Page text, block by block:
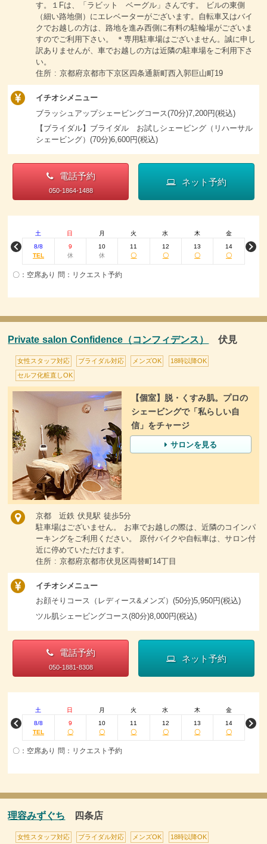
す。１Fは、「ラビット ベーグル」さんです。 ビルの東側
（細い路地側）にエレベーターがございます。自転車又はバイ
クでお越しの方は、路地を進み西側に有料の駐輪場がございま
すのでご利用下さい。 ＊専用駐車場はございません。誠に申し
訳ありませんが、車でお越しの方は近隣の駐車場をご利用下さ
い。
住所 : 京都府京都市下京区四条通新町西入郭巨山町19
イチオシメニュー
ブラッシュアップシェービングコース(70分)7,200円(税込)
【ブライダル】ブライダル お試しシェービング（リハーサル
シェービング）(70分)6,600円(税込)
電話予約
050-1864-1488
ネット予約
土
8/8
TEL
日
9
休
月
10
休
火
11
〇
水
12
〇
木
13
〇
金
14
〇
〇：空席あり 問：リクエスト予約
Private salon Confidence（コンフィデンス） 伏見
女性スタッフ対応 ブライダル対応 メンズOK 18時以降OK
セルフ化粧直しOK
【個室】脱・くすみ肌。プロの
シェービングで「私らしい自
信」をチャージ
サロンを見る
京都 近鉄 伏見駅 徒歩5分
駐車場はございません。 お車でお越しの際は、近隣のコインパ
ーキングをご利用ください。 原付バイクや自転車は、サロン付
近に停めていただけます。
住所 : 京都府京都市伏見区両替町14丁目
イチオシメニュー
お顔そりコース（レディース&メンズ）(50分)5,950円(税込)
ツル肌シェービングコース(80分)8,000円(税込)
電話予約
050-1881-8308
ネット予約
土
8/8
TEL
日
9
〇
月
10
〇
火
11
〇
水
12
〇
木
13
〇
金
14
〇
〇：空席あり 問：リクエスト予約
理容みずぐち 四条店
女性スタッフ対応 ブライダル対応 メンズOK 18時以降OK